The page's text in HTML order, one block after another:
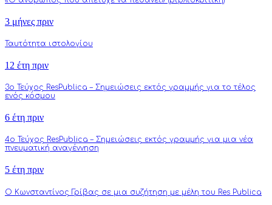
3 μήνες πριν
Ταυτότητα ιστολογίου
12 έτη πριν
3o Τεύχος ResPublica – Σημειώσεις εκτός γραμμής για το τέλος
ενός κόσμου
6 έτη πριν
4o Τεύχος ResPublica – Σημειώσεις εκτός γραμμής για μια νέα
πνευματική αναγέννηση
5 έτη πριν
Ο Κωνσταντίνος Γρίβας σε μια συζήτηση με μέλη του Res Publica